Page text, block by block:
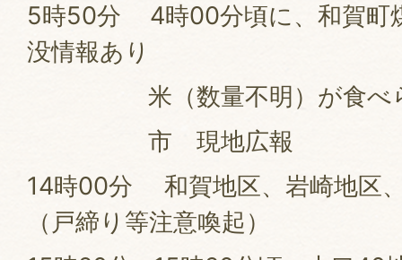
5時50分 4時00分頃に、和賀町
没情報あり
米（数量不明）が食べ
市 現地広報
14時00分 和賀地区、岩崎地区
（戸締り等注意喚起）